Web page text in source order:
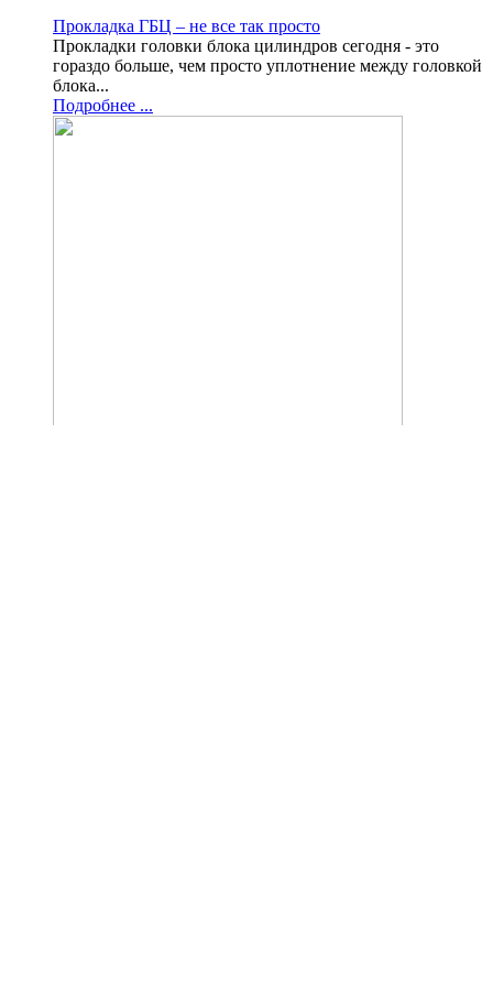
Прокладка ГБЦ – не все так просто
Прокладки головки блока цилиндров сегодня - это
гораздо больше, чем просто уплотнение между головкой
блока...
Подробнее ...